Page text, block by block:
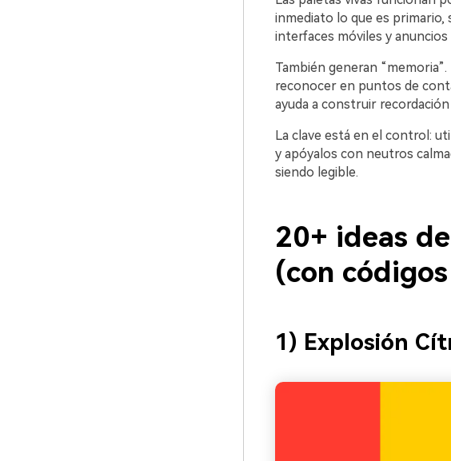
inmediato lo que es primario,
interfaces móviles y
También generan
reconocer en puntos de
ayuda a construir
La clave está en el control:
y apóyalos con neutros
siendo legible.
20+ ideas
(con
1) Explosión